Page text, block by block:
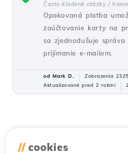
Často kladené otázky /
Opakovaná platba
zaúčtovanie karty na
sa zjednodušuje
prijímanie e-mailom.
od Mark D.
Zobrazenia
Aktualizované pred 2 rokmi
// cookies